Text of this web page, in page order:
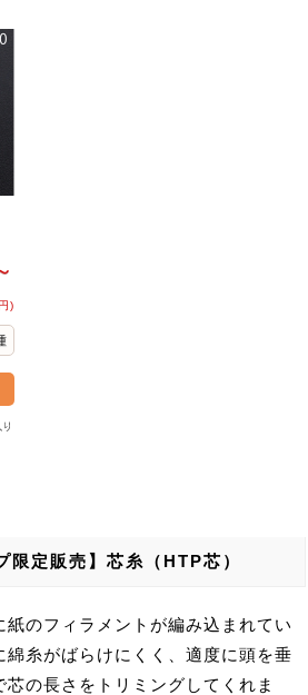
)
限定販売】芯糸（HTP芯）
紙のフィラメントが編み込まれてい
綿糸がばらけにくく、適度に頭を垂
の長さをトリミングしてくれま